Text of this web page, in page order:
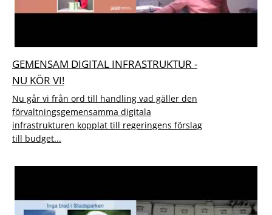
GEMENSAM DIGITAL INFRASTRUKTUR -
NU KÖR VI!
Nu går vi från ord till handling vad gäller den
förvaltningsgemensamma digitala
infrastrukturen kopplat till regeringens förslag
till budget...